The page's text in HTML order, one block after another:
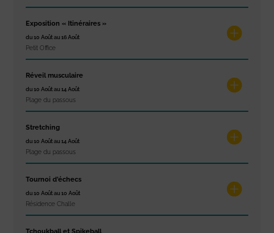
Exposition « Itinéraires »
du 10 Août au 16 Août
Petit Office
Réveil musculaire
du 10 Août au 14 Août
Plage du passous
Stretching
du 10 Août au 14 Août
Plage du passous
Tournoi d’échecs
du 10 Août au 10 Août
Résidence Challe
Tchoukball et Spikeball